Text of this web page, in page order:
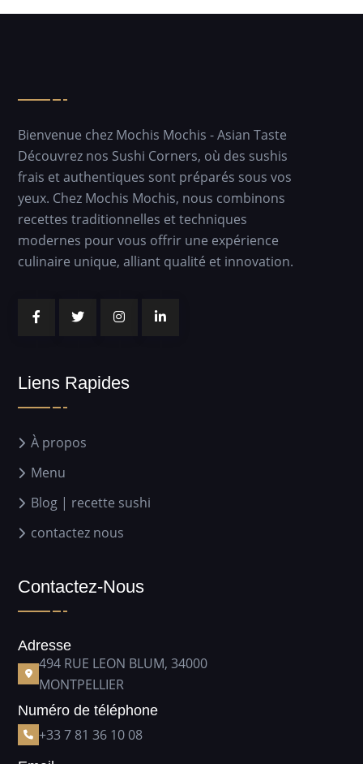
Bienvenue chez Mochis Mochis - Asian Taste
Découvrez nos Sushi Corners, où des sushis
frais et authentiques sont préparés sous vos
yeux. Chez Mochis Mochis, nous combinons
recettes traditionnelles et techniques
modernes pour vous offrir une expérience
culinaire unique, alliant qualité et innovation.
Liens Rapides
À propos
Menu
Blog | recette sushi
contactez nous
Contactez-Nous
Adresse
494 RUE LEON BLUM, 34000
MONTPELLIER
Numéro de téléphone
+33 7 81 36 10 08